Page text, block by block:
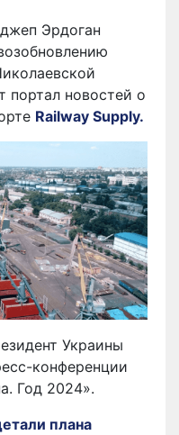
Эрдоган
портал новостей о
Railway Supply.
Украины
конференции
Год 2024».
плана